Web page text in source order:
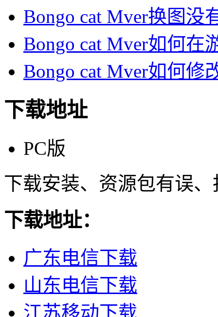
Bongo cat Mver换图没
Bongo cat Mver如何在
Bongo cat Mver如何修
下载地址
PC版
下载安装、资源包有误
下载地址：
广东电信下载
山东电信下载
江苏移动下载